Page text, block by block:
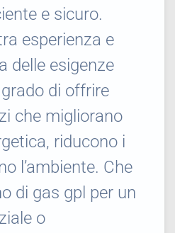
e sicuro.
esperienza e
delle esigenze
di offrire
che migliorano
riducono i
l’ambiente. Che
di gas gpl per un
o